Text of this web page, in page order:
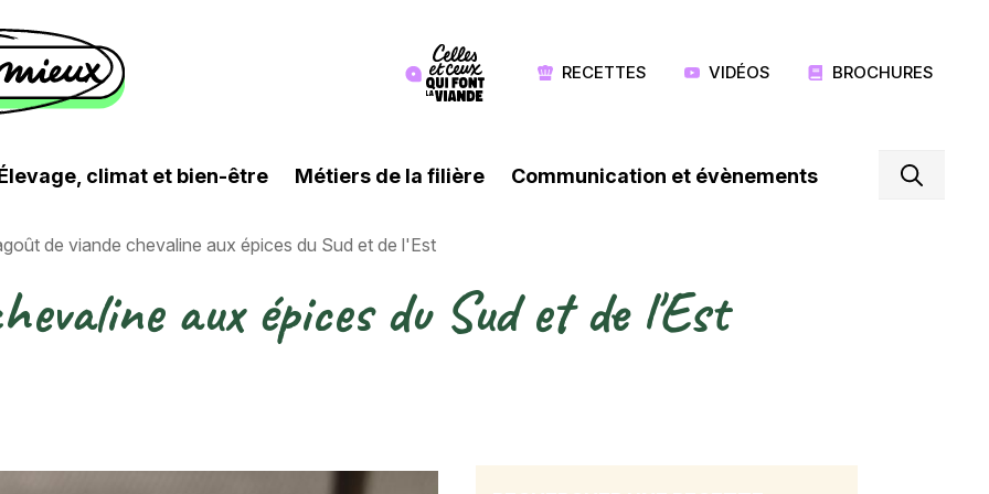
Image
RECETTES VIDÉOS BROCHURES
climat et bien-être Métiers de la filière Communication et évènements
de viande chevaline aux épices du Sud et de l'Est
aux épices du Sud et de l'Est